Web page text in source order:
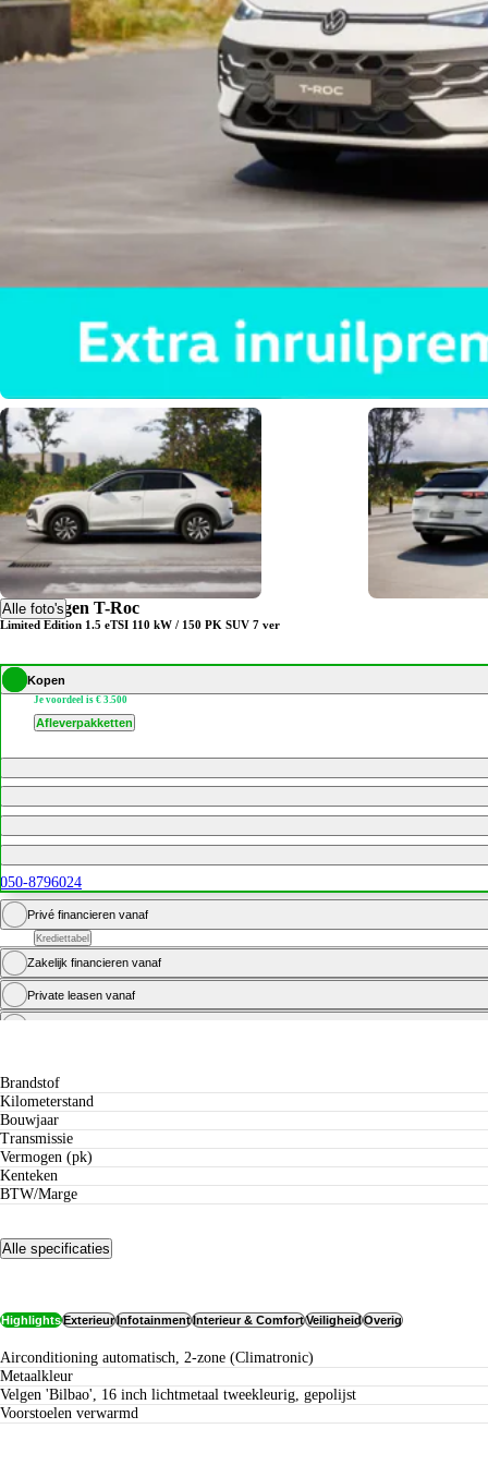
Alle foto's
Volkswagen T-Roc
Limited Edition 1.5 eTSI 110 kW / 150 PK SUV 7 ver
Kopen
Je voordeel is € 3.500
Afleverpakketten
050-8796024
Privé financieren vanaf
Krediettabel
Zakelijk financieren vanaf
Private leasen vanaf
Brandstof
Kilometerstand
Bouwjaar
Transmissie
Vermogen (pk)
Kenteken
BTW/Marge
Alle specificaties
HighlightsExterieurInfotainmentInterieur & ComfortVeiligheidOverig
Airconditioning automatisch, 2-zone (Climatronic)
metaalkleur
Velgen 'Bilbao', 16 inch lichtmetaal tweekleurig, gepolijst
voorstoelen verwarmd